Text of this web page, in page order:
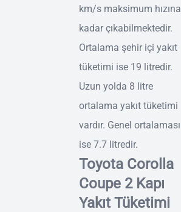
km/s maksimum hızına
kadar çıkabilmektedir.
Ortalama şehir içi yakıt
tüketimi ise 19 litredir.
Uzun yolda 8 litre
ortalama yakıt tüketimi
vardır. Genel ortalaması
ise 7.7 litredir.
Toyota Corolla
Coupe 2 Kapı
Yakıt Tüketimi